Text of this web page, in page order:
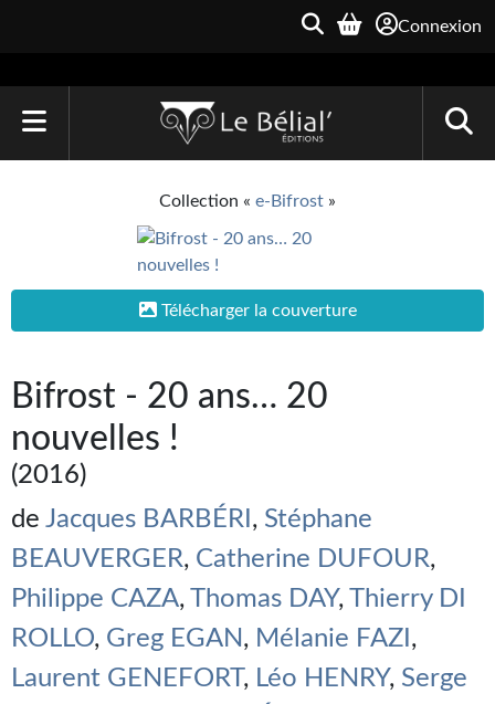
Connexion
Une Heure-Lumière
Quarante-Deux
Kvasar
Pulps
Wotan
Étoiles vives
Collection « e-Bifrost »
Télécharger la couverture
Bifrost - 20 ans… 20
nouvelles !
(2016)
de Jacques BARBÉRI , Stéphane
BEAUVERGER, Catherine DUFOUR,
Philippe CAZA, Thomas DAY, Thierry DI
ROLLO, Greg EGAN, Mélanie FAZI ,
Laurent GENEFORT, Léo HENRY, Serge